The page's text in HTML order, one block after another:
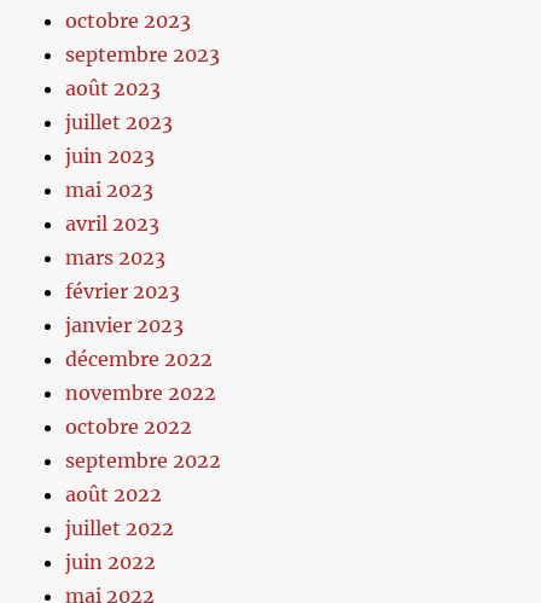
octobre 2023
septembre 2023
août 2023
juillet 2023
juin 2023
mai 2023
avril 2023
mars 2023
février 2023
janvier 2023
décembre 2022
novembre 2022
octobre 2022
septembre 2022
août 2022
juillet 2022
juin 2022
mai 2022